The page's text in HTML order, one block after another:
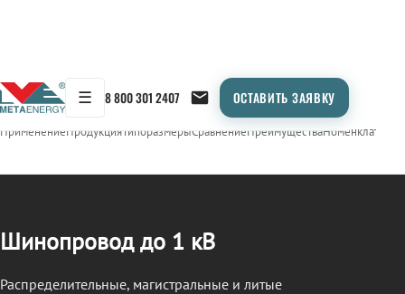
☰ 8 800 301 2407 ОСТАВИТЬ ЗАЯВКУ
← Продукция/ШИНОПРОВОД
ПрименениеПродукцияТипоразмерыСравнениеПреимуществаНоменклатура
Шинопровод до 1 кВ
Распределительные, магистральные и литые